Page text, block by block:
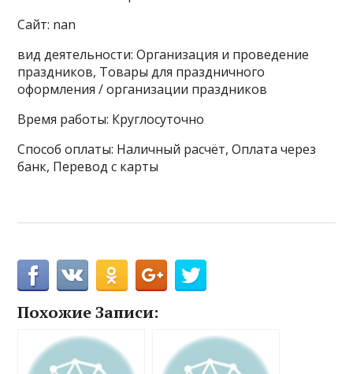
Сайт: nan
вид деятельности: Организация и проведение
праздников, Товары для праздничного
оформления / организации праздников
Время работы: Круглосуточно
Способ оплаты: Наличный расчёт, Оплата через
банк, Перевод с карты
Похожие Записи: